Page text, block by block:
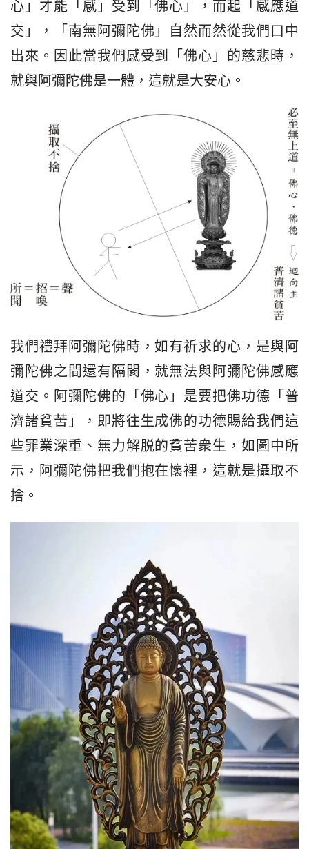
心」才能「感」受到「佛心」，而起「感應道
交」，「南無阿彌陀佛」自然而然從我們口中
出來。因此當我們感受到「佛心」的慈悲時，
就與阿彌陀佛是一體，這就是大安心。
我們禮拜阿彌陀佛時，如有祈求的心，是與阿
彌陀佛之間還有隔閡，就無法與阿彌陀佛感應
道交。阿彌陀佛的「佛心」是要把佛功德「普
濟諸貧苦」，即將往生成佛的功德賜給我們這
些罪業深重、無力解脱的貧苦衆生，如圖中所
示，阿彌陀佛把我們抱在懷裡，這就是攝取不
捨。